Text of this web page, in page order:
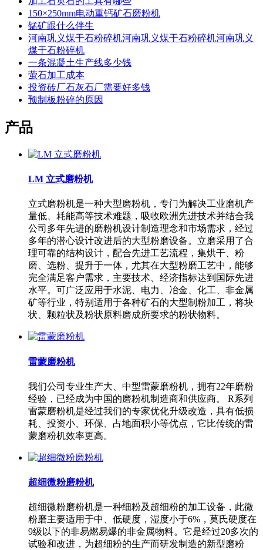
150×250mm电动重钙矿石磨粉机
锰矿跟什么伴生
河南巩义煤干石粉碎机河南巩义煤干石粉碎机河南巩义
煤干石粉碎机
一条混凝土生产线多少钱
萤石加工成本
投资砖厂石灰石厂需要好多钱
预制板粉碎的原因
产品
LM 立式磨粉机
立式磨粉机是一种大型磨粉机，专门为解决工业磨机产
量低、耗能高等技术难题，吸收欧洲先进技术并结合我
公司多年先进的磨粉机设计制造理念和市场需求，经过
多年的潜心设计改进后的大型粉磨设备。立磨采用了合
理可靠的结构设计，配合先进工艺流程，集烘干、粉
磨、选粉、提升于一体，尤其在大型粉磨工艺中，能够
完全满足客户需求，主要技术、经济指标达到国际先进
水平。可广泛应用于水泥、电力、冶金、化工、非金属
矿等行业，特别适用于各种矿石的大型制粉加工，将块
状、颗粒状及粉状原料磨成所要求的粉状物料。
雷蒙磨粉机
我们公司专业生产大、中型雷蒙磨粉机，拥有22年磨粉
经验，已经成为中国的磨粉机制造商和供应商。 R系列
雷蒙磨粉机是经过我们的专家优化升级改造，具有低损
耗、投资小、环保、占地面积小等优点，它比传统的雷
蒙磨粉机效率更高。
超细微粉磨粉机
超细微粉磨粉机是一种细粉及超细粉的加工设备，此微
粉磨主要适用于中、低硬度，湿度小于6%，莫氏硬度在
9级以下的非易燃易爆的非金属物料。它是经过20多次的
试验和改进，为超细粉的生产而研发制造的新型磨粉